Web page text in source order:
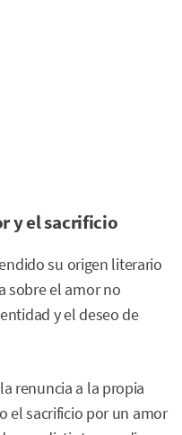
y el sacrificio
su origen literario
sobre el amor no
y el deseo de
renuncia a la propia
el sacrificio por un amor